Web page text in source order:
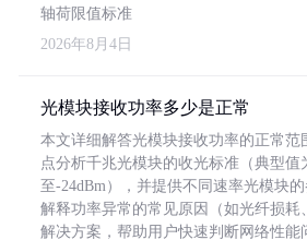
轴荷限值标准
2026年8月4日
光模块接收功率多少是正常
本文详细解答光模块接收功率的正常范
点分析千兆光模块的收光标准（典型值
至-24dBm），并提供不同速率光模块
解释功率异常的常见原因（如光纤损耗
解决方案，帮助用户快速判断网络性能